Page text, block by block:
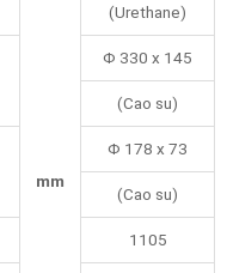
mm
(Urethane)
Φ 330 x 145
(Cao su)
Φ 178 x 73
(Cao su)
1105